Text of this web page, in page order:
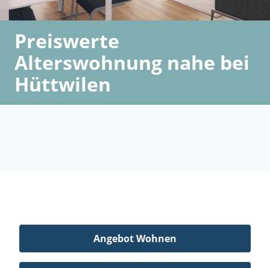
Preiswerte
Alterswohnung nahe bei
Hüttwilen
Angebot Wohnen